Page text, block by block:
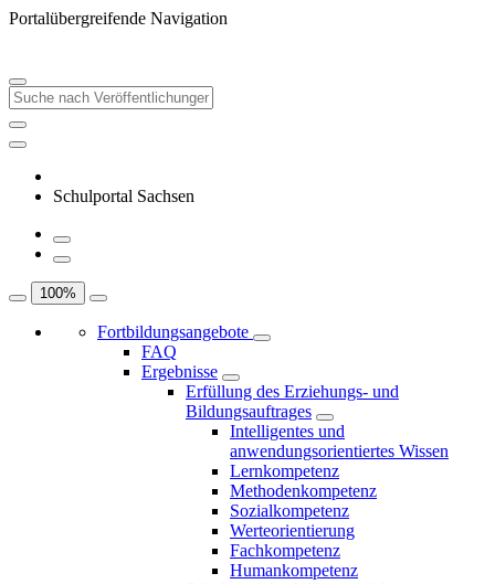
Portalübergreifende Navigation
Schulportal Sachsen
100%
Fortbildungsangebote
FAQ
Ergebnisse
Erfüllung des Erziehungs- und
Bildungsauftrages
Intelligentes und
anwendungsorientiertes Wissen
Lernkompetenz
Methodenkompetenz
Sozialkompetenz
Werteorientierung
Fachkompetenz
Humankompetenz